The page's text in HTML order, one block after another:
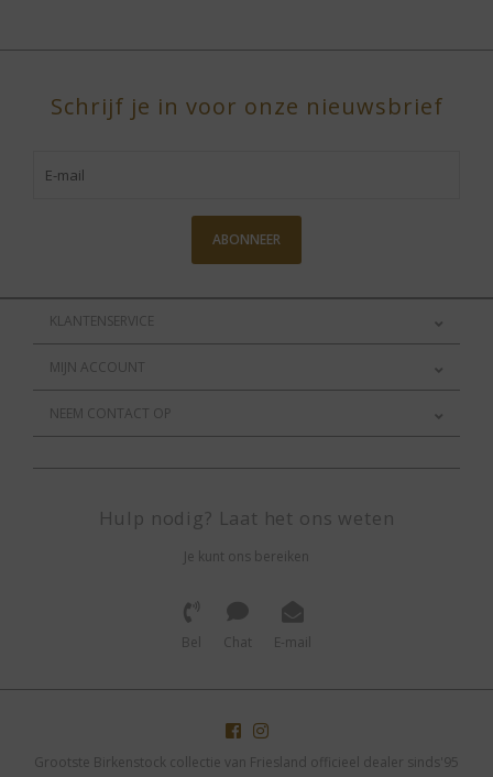
Schrijf je in voor onze nieuwsbrief
ABONNEER
KLANTENSERVICE
MIJN ACCOUNT
NEEM CONTACT OP
Hulp nodig? Laat het ons weten
Je kunt ons bereiken
Bel Chat E-mail
Grootste Birkenstock collectie van Friesland officieel dealer sinds'95